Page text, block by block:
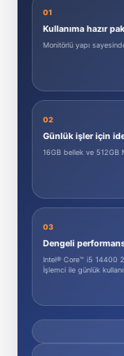
01
Kullanıma hazır
Monitörlü yapı
02
Günlük işler için
16GB bellek ve 512GB
03
Dengeli
Intel® Core™ i5 14400
İşlemci ile günlük